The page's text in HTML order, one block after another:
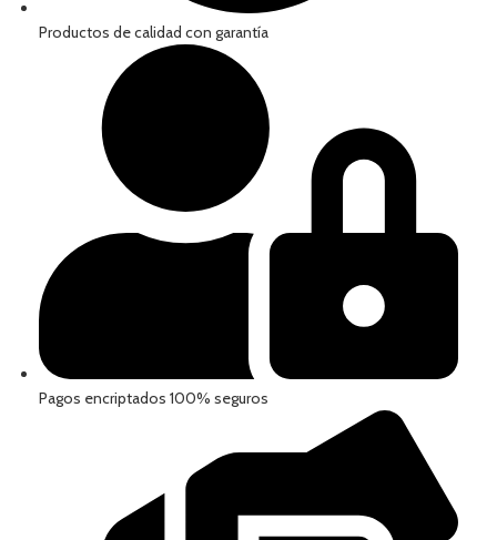
Productos de calidad con garantía
Pagos encriptados 100% seguros